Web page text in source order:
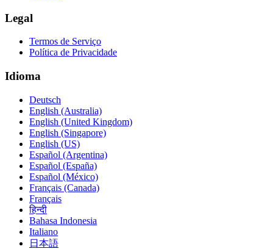
Legal
Termos de Serviço
Política de Privacidade
Idioma
Deutsch
English (Australia)
English (United Kingdom)
English (Singapore)
English (US)
Español (Argentina)
Español (España)
Español (México)
Français (Canada)
Français
हिन्दी
Bahasa Indonesia
Italiano
日本語